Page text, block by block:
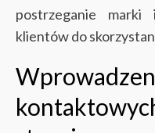
postrzeganie marki
klientów do